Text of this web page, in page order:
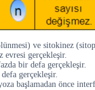
ve sitokinez
evresi gerçekleşir.
bir defa gerçekleşir.
gerçekleşir.
başlamadan önce